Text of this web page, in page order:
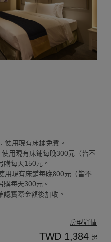
使用現有床鋪免費。
用現有床鋪每晚300元（皆不
購每天150元。
用現有床鋪每晚800元（皆不
購每天300元。
認實際金額後加收。
房型詳情
TWD 1,384 起